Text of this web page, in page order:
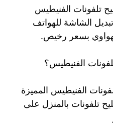
تلفونات الفنيطيس
الشاشة للهواتف
بسعر رخيص.
الفنيطيس؟
الفنيطيس المميزة
تلفونات بالمنزل على